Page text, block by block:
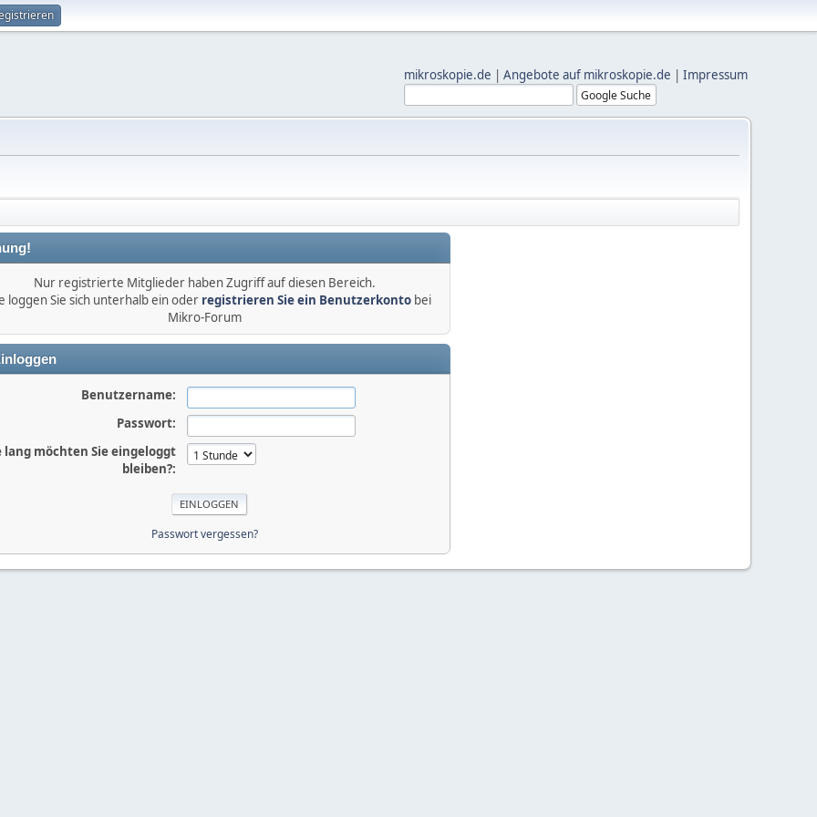
mikroskopie.de | Angebote auf mikroskopie.de | Impressum
Nur registrierte Mitglieder haben Zugriff auf diesen Bereich.
loggen Sie sich unterhalb ein oder registrieren Sie ein Benutzerkontobei
Mikro-Forum
Benutzername:
Passwort:
lang möchten Sie eingeloggt
bleiben?:
Passwort vergessen?